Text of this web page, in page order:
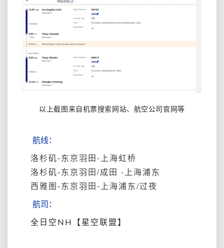
以上截图来自机票搜索网站、航空公司官网等
航线：
洛杉矶-东京羽田-上海虹桥
洛杉矶-东京羽田/成田 -上海浦东
西雅图-东京羽田-上海浦东/过夜
航司：
全日空NH【星空联盟】